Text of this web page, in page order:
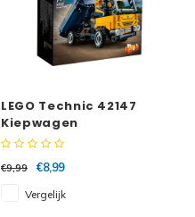
LEGO Technic 42147
Kiepwagen
€9,99
€8,99
Vergelijk